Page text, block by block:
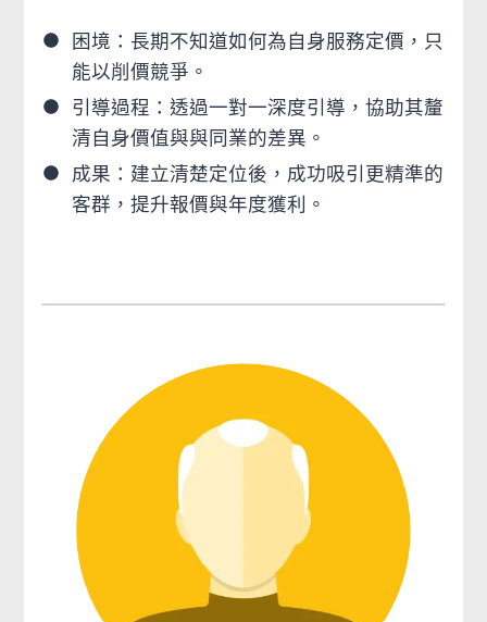
困境：長期不知道如何為自身服務定價，只
能以削價競爭。
引導過程：透過一對一深度引導，協助其釐
清自身價值與與同業的差異。
成果：建立清楚定位後，成功吸引更精準的
客群，提升報價與年度獲利。